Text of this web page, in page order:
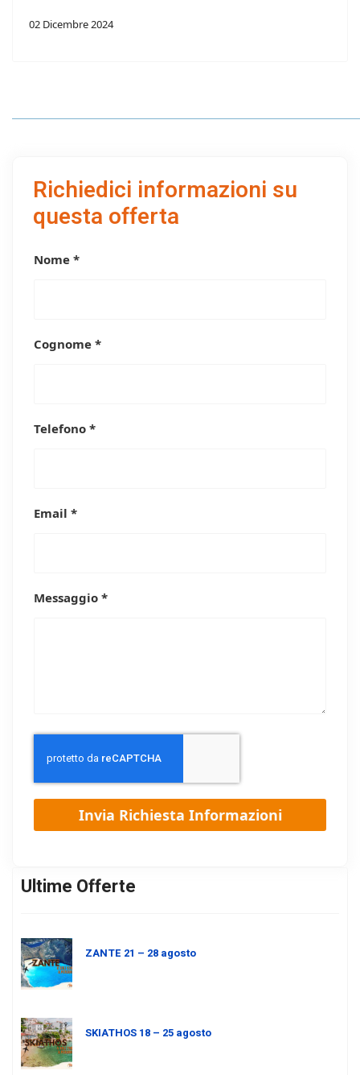
02 Dicembre 2024
Richiedici informazioni su
questa offerta
Nome *
Cognome *
Telefono *
Email *
Messaggio *
Ultime Offerte
ZANTE 21 – 28 agosto
SKIATHOS 18 – 25 agosto